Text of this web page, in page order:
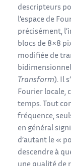
descripteurs
l’espace de
précisément,
blocs de 8×8
modifiée de
Transform). Il
Fourier locale,
temps. Tout
fréquence,
en général
d’autant le «
descendre à